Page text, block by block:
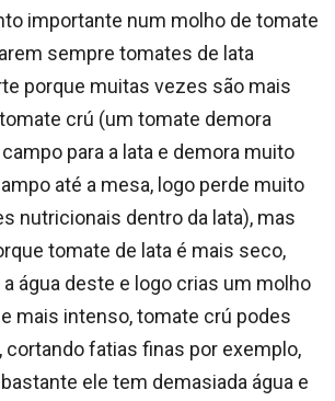
importante num molho de tomate
sempre tomates de lata
porque muitas vezes são mais
crú (um tomate demora
para a lata e demora muito
até a mesa, logo perde muito
nutricionais dentro da lata), mas
tomate de lata é mais seco,
água deste e logo crias um molho
mais intenso, tomate crú podes
cortando fatias finas por exemplo,
ele tem demasiada água e